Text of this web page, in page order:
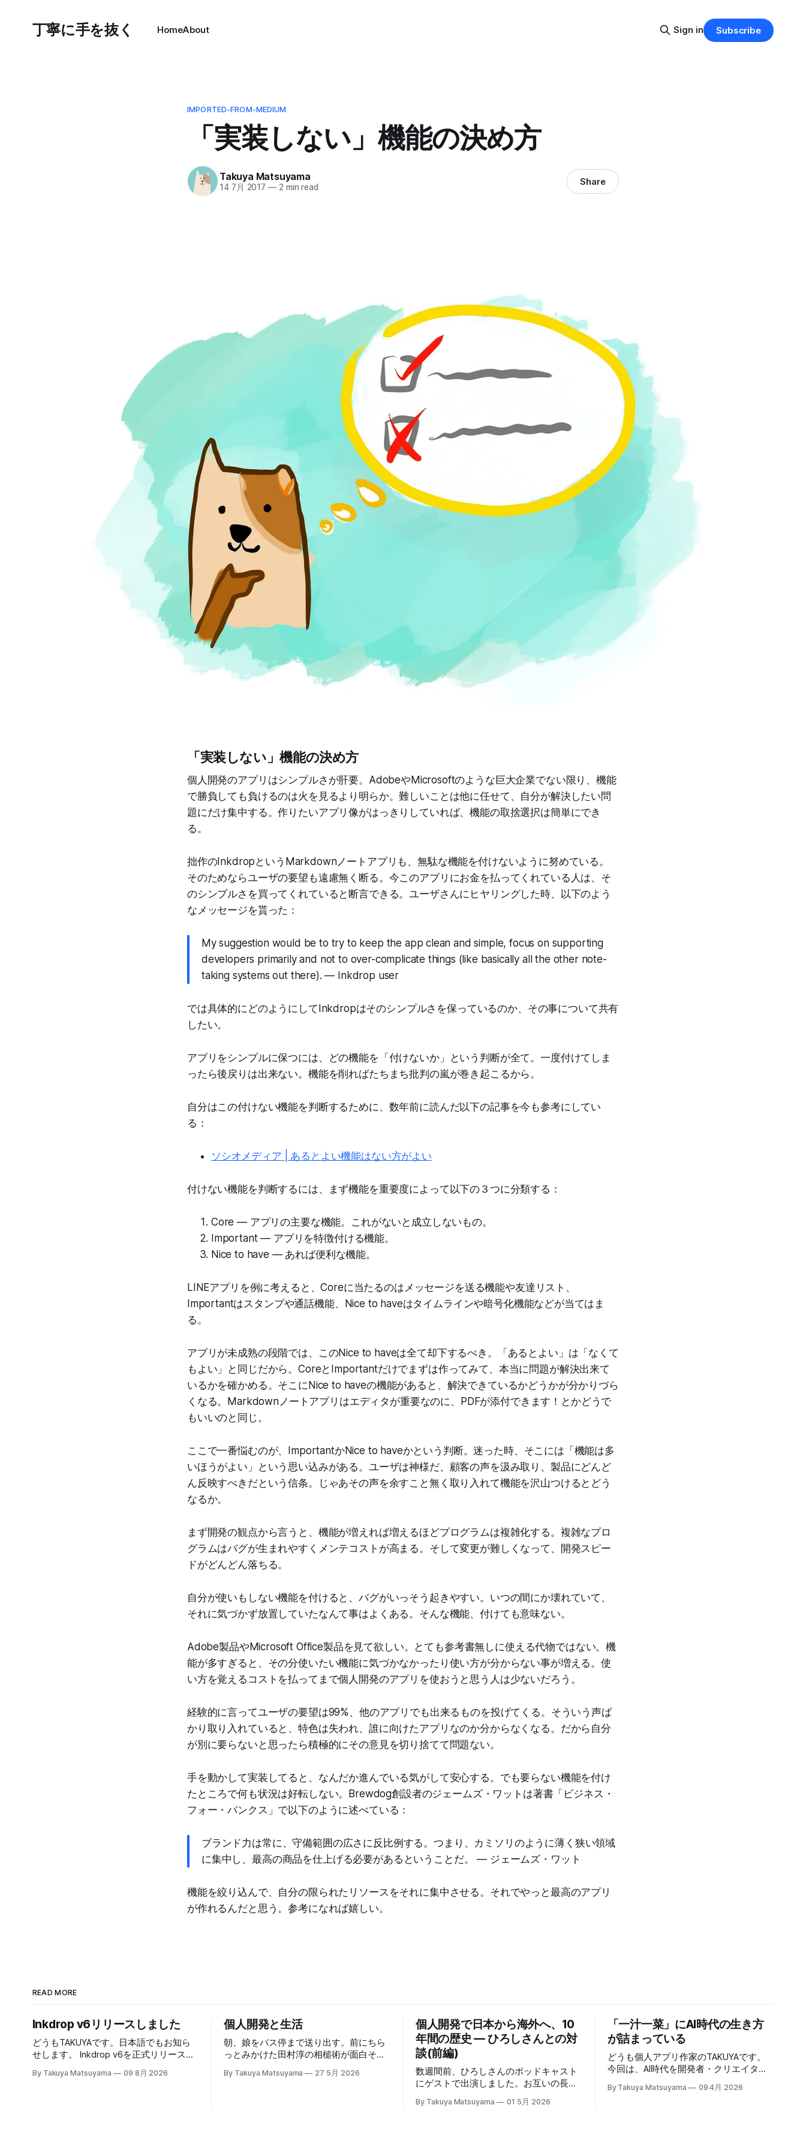
丁寧に手を抜く HomeAbout Sign in Subscribe
IMPORTED-FROM-MEDIUM
「実装しない」機能の決め方
Takuya Matsuyama
14 7月 2017 — 2 min read Share
「実装しない」機能の決め方
個人開発のアプリはシンプルさが肝要。AdobeやMicrosoftのような巨大企業でない限り、機能
で勝負しても負けるのは火を見るより明らか。難しいことは他に任せて、自分が解決したい問
題にだけ集中する。作りたいアプリ像がはっきりしていれば、機能の取捨選択は簡単にでき
る。
拙作のInkdropというMarkdownノートアプリも、無駄な機能を付けないように努めている。
そのためならユーザの要望も遠慮無く断る。今このアプリにお金を払ってくれている人は、そ
のシンプルさを買ってくれていると断言できる。ユーザさんにヒヤリングした時、以下のよう
なメッセージを貰った：
My suggestion would be to try to keep the app clean and simple, focus on supporting
developers primarily and not to over-complicate things (like basically all the other note-
taking systems out there). — Inkdrop user
では具体的にどのようにしてInkdropはそのシンプルさを保っているのか、その事について共有
したい。
アプリをシンプルに保つには、どの機能を「付けないか」という判断が全て。一度付けてしま
ったら後戻りは出来ない。機能を削ればたちまち批判の嵐が巻き起こるから。
自分はこの付けない機能を判断するために、数年前に読んだ以下の記事を今も参考にしてい
る：
ソシオメディア | あるとよい機能はない方がよい
付けない機能を判断するには、まず機能を重要度によって以下の３つに分類する：
Core — アプリの主要な機能。これがないと成立しないもの。
Important — アプリを特徴付ける機能。
Nice to have — あれば便利な機能。
LINEアプリを例に考えると、Coreに当たるのはメッセージを送る機能や友達リスト、
Importantはスタンプや通話機能、Nice to haveはタイムラインや暗号化機能などが当てはま
る。
アプリが未成熟の段階では、このNice to haveは全て却下するべき。「あるとよい」は「なくて
もよい」と同じだから。CoreとImportantだけでまずは作ってみて、本当に問題が解決出来て
いるかを確かめる。そこにNice to haveの機能があると、解決できているかどうかが分かりづら
くなる。Markdownノートアプリはエディタが重要なのに、PDFが添付できます！とかどうで
もいいのと同じ。
ここで一番悩むのが、ImportantかNice to haveかという判断。迷った時、そこには「機能は多
いほうがよい」という思い込みがある。ユーザは神様だ、顧客の声を汲み取り、製品にどんど
ん反映すべきだという信条。じゃあその声を余すこと無く取り入れて機能を沢山つけるとどう
なるか。
まず開発の観点から言うと、機能が増えれば増えるほどプログラムは複雑化する。複雑なプロ
グラムはバグが生まれやすくメンテコストが高まる。そして変更が難しくなって、開発スピー
ドがどんどん落ちる。
自分が使いもしない機能を付けると、バグがいっそう起きやすい。いつの間にか壊れていて、
それに気づかず放置していたなんて事はよくある。そんな機能、付けても意味ない。
Adobe製品やMicrosoft Office製品を見て欲しい。とても参考書無しに使える代物ではない。機
能が多すぎると、その分使いたい機能に気づかなかったり使い方が分からない事が増える。使
い方を覚えるコストを払ってまで個人開発のアプリを使おうと思う人は少ないだろう。
経験的に言ってユーザの要望は99%、他のアプリでも出来るものを投げてくる。そういう声ば
かり取り入れていると、特色は失われ、誰に向けたアプリなのか分からなくなる。だから自分
が別に要らないと思ったら積極的にその意見を切り捨てて問題ない。
手を動かして実装してると、なんだか進んでいる気がして安心する。でも要らない機能を付け
たところで何も状況は好転しない。Brewdog創設者のジェームズ・ワットは著書「ビジネス・
フォー・パンクス」で以下のように述べている：
ブランド力は常に、守備範囲の広さに反比例する。つまり、カミソリのように薄く狭い領域
に集中し、最高の商品を仕上げる必要があるということだ。 — ジェームズ・ワット
機能を絞り込んで、自分の限られたリソースをそれに集中させる。それでやっと最高のアプリ
が作れるんだと思う。参考になれば嬉しい。
READ MORE
Inkdrop v6リリースしました
どうもTAKUYAです。日本語でもお知ら
せします。 Inkdrop v6を正式リリースし
変お待たせしました。本バージョンで
By Takuya Matsuyama 09 8月 2026
個人開発と生活
朝、娘をバス停まで送り出す。前にちら
っとみかけた田村淳の相槌術が面白そう
してみたら効果てきめんだった。その方
By Takuya Matsuyama 27 5月 2026
個人開発で日本から海外へ、10
年間の歴史 — ひろしさんとの対
談(前編)
数週間前、ひろしさんのポッドキャスト
にゲストで出演しました。お互いの長い
た。英語版を作成する過程で、日本語で
By Takuya Matsuyama 01 5月 2026
「一汁一菜」にAI時代の生き方
が詰まっている
どうも個人アプリ作家のTAKUYAです。
今回は、AI時代を開発者・クリエイタ
か、について考えていることをシェアし
By Takuya Matsuyama 09 4月 2026